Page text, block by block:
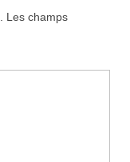
Les champs